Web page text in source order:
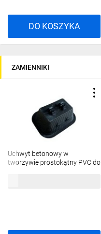
DO KOSZYKA
ZAMIENNIKI
Uchwyt betonowy w
tworzywie prostokątny PVC do